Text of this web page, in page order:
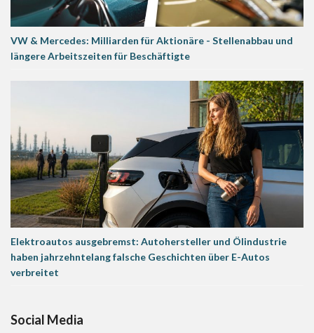
VW & Mercedes: Milliarden für Aktionäre - Stellenabbau und
längere Arbeitszeiten für Beschäftigte
Elektroautos ausgebremst: Autohersteller und Ölindustrie
haben jahrzehntelang falsche Geschichten über E-Autos
verbreitet
Social Media